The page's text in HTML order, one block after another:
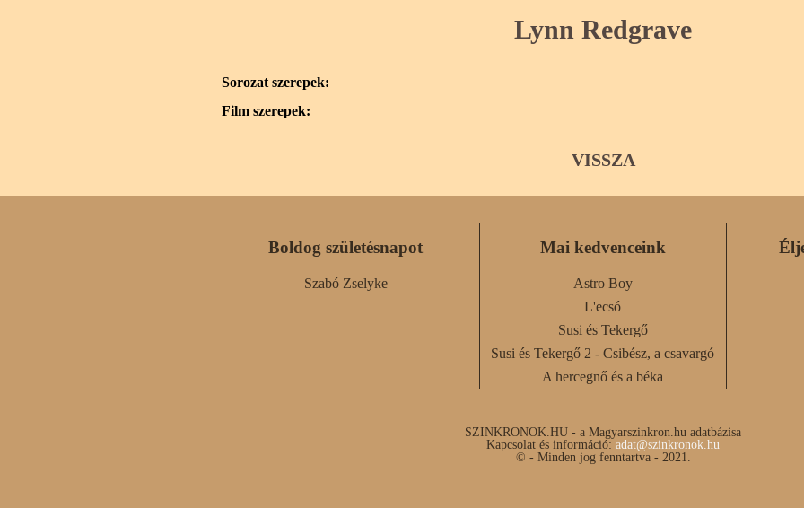
Lynn Redgrave
Sorozat szerepek:
Film szerepek:
VISSZA
Boldog születésnapot
Szabó Zselyke
Mai kedvenceink
Astro Boy
L'ecsó
Susi és Tekergő
Susi és Tekergő 2 - Csibész, a csavargó
A hercegnő és a béka
SZINKRONOK.HU - a Magyarszinkron.hu adatbázisa
Kapcsolat és információ: adat@szinkronok.hu
© - Minden jog fenntartva - 2021.